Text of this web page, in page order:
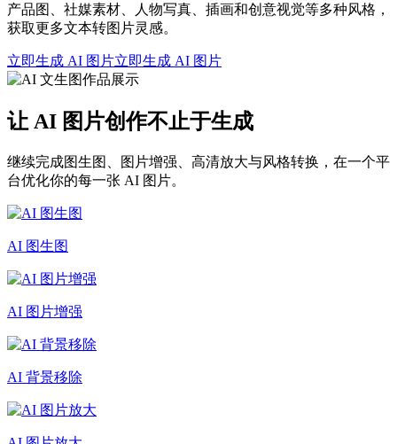
产品图、社媒素材、人物写真、插画和创意视觉等多种风格，
获取更多文本转图片灵感。
立即生成 AI 图片立即生成 AI 图片
让 AI 图片创作不止于生成
继续完成图生图、图片增强、高清放大与风格转换，在一个平
台优化你的每一张 AI 图片。
AI 图生图
AI 图片增强
AI 背景移除